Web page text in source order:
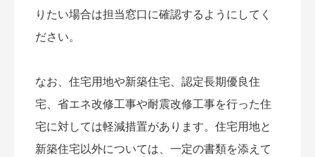
りたい場合は担当窓口に確認するようにしてく
ださい。
なお、住宅用地や新築住宅、認定長期優良住
宅、省エネ改修工事や耐震改修工事を行った住
宅に対しては軽減措置があります。住宅用地と
新築住宅以外については、一定の書類を添えて